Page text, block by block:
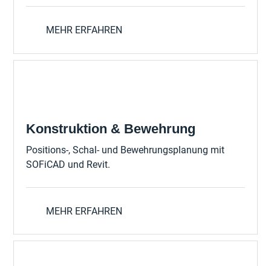
MEHR ERFAHREN
Konstruktion & Bewehrung
Positions-, Schal- und Bewehrungsplanung mit
SOFiCAD und Revit.
MEHR ERFAHREN